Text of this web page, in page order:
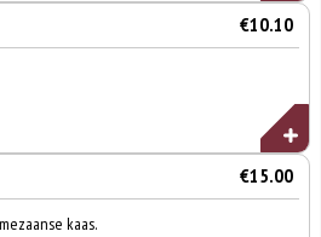
€10.10
€15.00
kaas.